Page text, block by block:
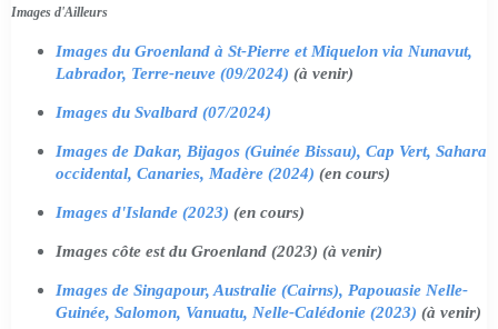
Images d'Ailleurs
Images du Groenland à St-Pierre et Miquelon via Nunavut,
Labrador, Terre-neuve (09/2024) (à venir)
Images du Svalbard (07/2024)
Images de Dakar, Bijagos (Guinée Bissau), Cap Vert, Sahara
occidental, Canaries, Madère (2024) (en cours)
Images d'Islande (2023) (en cours)
Images côte est du Groenland (2023) (à venir)
Images de Singapour, Australie (Cairns), Papouasie Nelle-
Guinée, Salomon, Vanuatu, Nelle-Calédonie (2023) (à venir)